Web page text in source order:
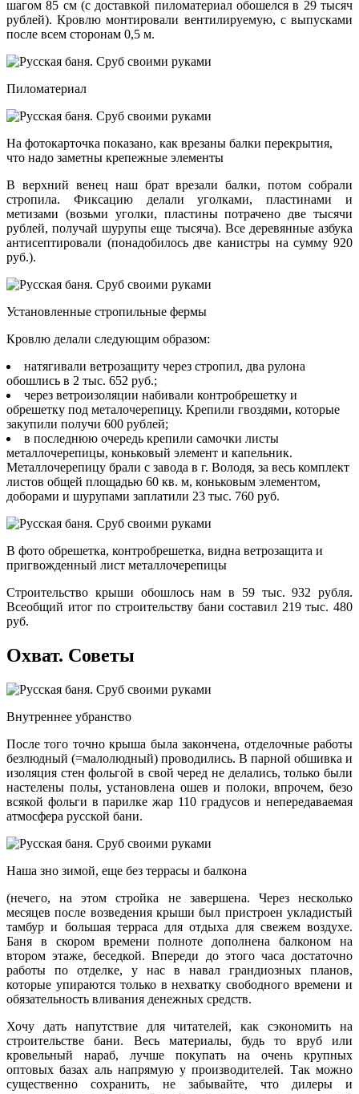
шагом 85 см (с доставкой пиломатериал обошелся в 29 тысяч
рублей). Кровлю монтировали вентилируемую, с выпусками
после всем сторонам 0,5 м.
Пиломатериал
На фотокарточка показано, как врезаны балки перекрытия,
что надо заметны крепежные элементы
В верхний венец наш брат врезали балки, потом собрали
стропила. Фиксацию делали уголками, пластинами и
метизами (возьми уголки, пластины потрачено две тысячи
рублей, получай шурупы еще тысяча). Все деревянные азбука
антисептировали (понадобилось две канистры на сумму 920
руб.).
Установленные стропильные фермы
Кровлю делали следующим образом:
натягивали ветрозащиту через стропил, два рулона
обошлись в 2 тыс. 652 руб.;
через ветроизоляции набивали контробрешетку и
обрешетку под металочерепицу. Крепили гвоздями, которые
закупили получи 600 рублей;
в последнюю очередь крепили самочки листы
металлочерепицы, коньковый элемент и капельник.
Металлочерепицу брали с завода в г. Володя, за весь комплект
листов общей площадью 60 кв. м, коньковым элементом,
доборами и шурупами заплатили 23 тыс. 760 руб.
В фото обрешетка, контробрешетка, видна ветрозащита и
пригвожденный лист металлочерепицы
Строительство крыши обошлось нам в 59 тыс. 932 рубля.
Всеобщий итог по строительству бани составил 219 тыс. 480
руб.
Охват. Советы
Внутреннее убранство
После того точно крыша была закончена, отделочные работы
безлюдный (=малолюдный) проводились. В парной обшивка и
изоляция стен фольгой в свой черед не делались, только были
настелены полы, установлена ошев и полоки, впрочем, безо
всякой фольги в парилке жар 110 градусов и непередаваемая
атмосфера русской бани.
Наша зно зимой, еще без террасы и балкона
(нечего, на этом стройка не завершена. Через несколько
месяцев после возведения крыши был пристроен укладистый
тамбур и большая терраса для отдыха для свежем воздухе.
Баня в скором времени полноте дополнена балконом на
втором этаже, беседкой. Впереди до этого часа достаточно
работы по отделке, у нас в навал грандиозных планов,
которые упираются только в нехватку свободного времени и
обязательность вливания денежных средств.
Хочу дать напутствие для читателей, как сэкономить на
строительстве бани. Весь материалы, будь то вруб или
кровельный нараб, лучше покупать на очень крупных
оптовых базах аль напрямую у производителей. Так можно
существенно сохранить, не забывайте, что дилеры и